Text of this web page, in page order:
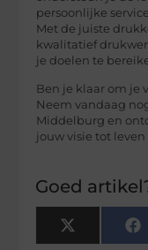
persoonlijke
Met de juiste
kwalitatief
je doelen te
Ben je klaar om je
Neem vandaag
Middelburg en
jouw visie tot
Goed
X
(Twitter)